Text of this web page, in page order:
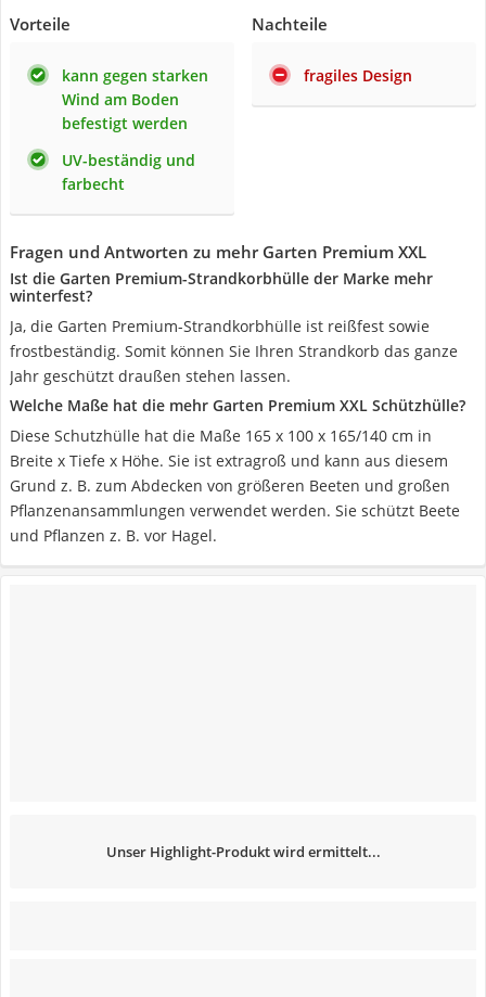
Vorteile
kann gegen starken
Wind am Boden
befestigt werden
UV-beständig und
farbecht
Nachteile
fragiles Design
Fragen und Antworten zu mehr Garten Premium XXL
Ist die Garten Premium-Strandkorbhülle der Marke mehr
winterfest?
Ja, die Garten Premium-Strandkorbhülle ist reißfest sowie
frostbeständig. Somit können Sie Ihren Strandkorb das ganze
Jahr geschützt draußen stehen lassen.
Welche Maße hat die mehr Garten Premium XXL Schützhülle?
Diese Schutzhülle hat die Maße 165 x 100 x 165/140 cm in
Breite x Tiefe x Höhe. Sie ist extragroß und kann aus diesem
Grund z. B. zum Abdecken von größeren Beeten und großen
Pflanzenansammlungen verwendet werden. Sie schützt Beete
und Pflanzen z. B. vor Hagel.
Unser Highlight-Produkt wird ermittelt...